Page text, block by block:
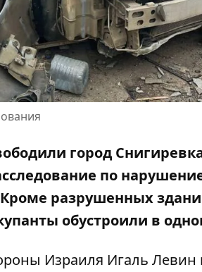
город
по
разрушенных
обустроили в
Израиля Игаль Левин